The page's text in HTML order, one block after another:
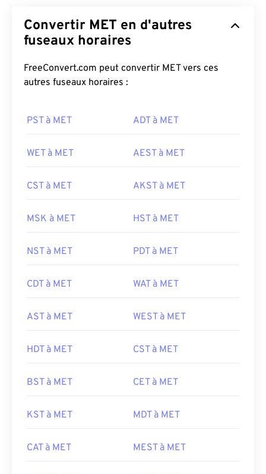
Convertir MET en d'autres
fuseaux horaires
FreeConvert.com peut convertir MET vers ces
autres fuseaux horaires :
PST à MET ADT à MET
WET à MET AEST à MET
CST à MET AKST à MET
MSK à MET HST à MET
NST à MET PDT à MET
CDT à MET WAT à MET
AST à MET WEST à MET
HDT à MET CST à MET
BST à MET CET à MET
KST à MET MDT à MET
CAT à MET MEST à MET